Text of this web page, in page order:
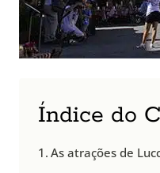
Índice do
As atrações de